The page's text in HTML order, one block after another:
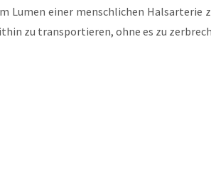
Lumen einer mensch­li­chen Hals­ar­te­rie
zu trans­por­tie­ren, ohne es zu